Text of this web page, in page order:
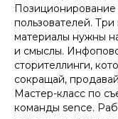
Позиционирование
пользователей.
материалы нужны
и смыслы.
сторителлинги,
сокращай,
Мастер-класс по
команды sence.